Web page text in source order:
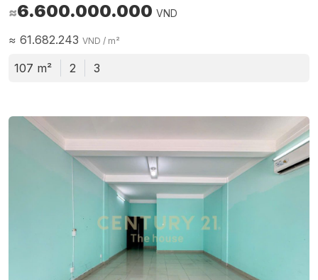
≈6.600.000.000 VND
≈ 61.682.243 VND / m²
107 m² 2 3